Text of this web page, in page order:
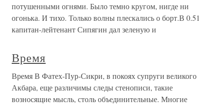
потушенными огнями. Было темно кругом, нигде ни
огонька. И тихо. Только волны плескались о борт.В 0.51
капитан-лейтенант Сипягин дал зеленую и
Время
Время В Фатех-Пур-Сикри, в покоях супруги великого
Акбара, еще различимы следы стенописи, такие
возносящие мысль, столь объединительные. Многие